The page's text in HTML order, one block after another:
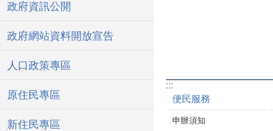
政府資訊公開
政府網站資料開放宣告
人口政策專區
原住民專區
新住民專區
:::
便民服務
申辦須知